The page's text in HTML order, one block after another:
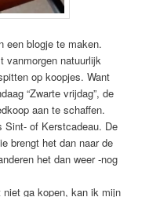
een blogje te maken.
natuurlijk
op koopjes. Want
“Zwarte vrijdag”, de
aan te schaffen.
Sint- of Kerstcadeau. De
brengt het dan naar de
het dan weer -nog
ga kopen, kan ik mijn